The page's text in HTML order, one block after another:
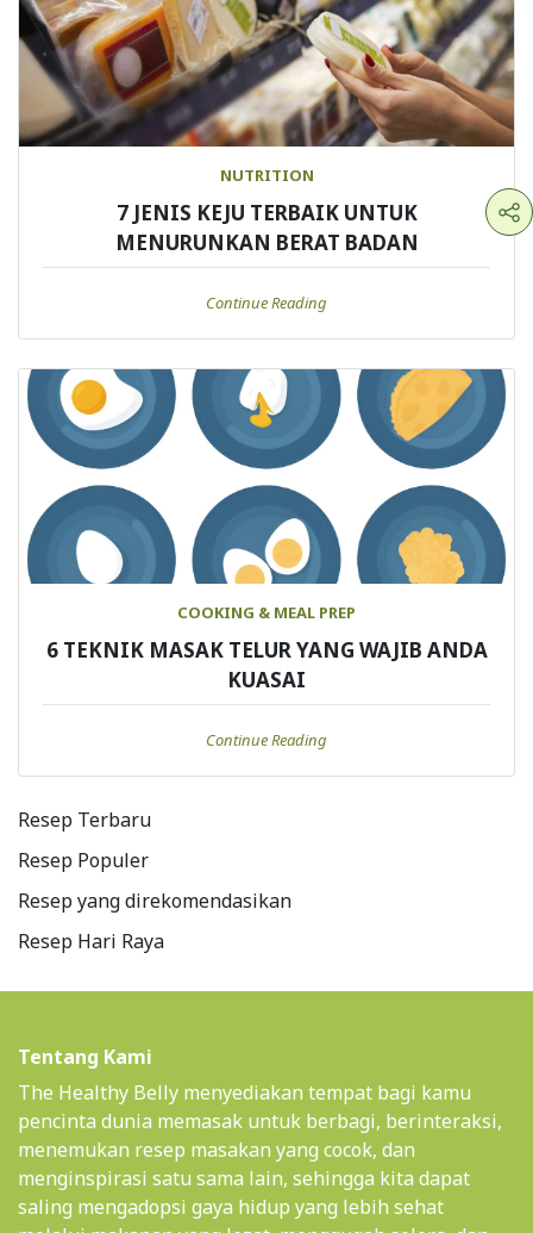
NUTRITION
7 JENIS KEJU TERBAIK UNTUK
MENURUNKAN BERAT BADAN
Continue Reading
COOKING & MEAL PREP
6 TEKNIK MASAK TELUR YANG WAJIB ANDA
KUASAI
Continue Reading
Resep Terbaru
Resep Populer
Resep yang direkomendasikan
Resep Hari Raya
Tentang Kami
The Healthy Belly menyediakan tempat bagi kamu
pencinta dunia memasak untuk berbagi, berinteraksi,
menemukan resep masakan yang cocok, dan
menginspirasi satu sama lain, sehingga kita dapat
saling mengadopsi gaya hidup yang lebih sehat